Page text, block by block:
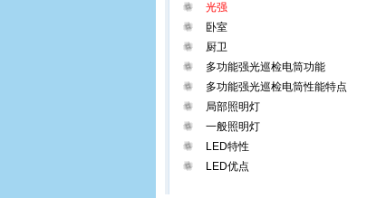
光强
卧室
厨卫
多功能强光巡检电筒功能
多功能强光巡检电筒性能特点
局部照明灯
一般照明灯
LED特性
LED优点